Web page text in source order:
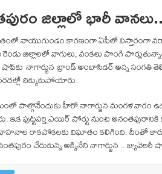
జిల్లాలో భారీ
వాయుగుండం కారణంగా ఏపీలో విస్తారంగా
జిల్లాలలో వాగులు, వంకలు పొంగి
షాప్‌కు నాగార్జున బ్రాండ్ అంబాసిడర్ అన్న సంగతి
చిక్కుకుపోయారు.
పాల్గొనేందుకు హీరో నాగార్జున
ఇక పుట్టపర్తి ఎయిర్ పోర్టు నుంచి
రాకపోకలకు విఘాతం కలిగింది. దీంతో కారులో
చేరుకున్న అక్కినేని నాగార్జున ..